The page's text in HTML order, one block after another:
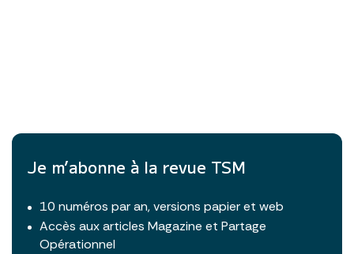
Je m’abonne à la revue TSM
10 numéros par an, versions papier et web
Accès aux articles Magazine et Partage
Opérationnel